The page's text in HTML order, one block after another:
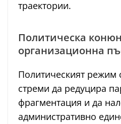
траектории.
Политическа
организационна
Политическият режим
стреми да редуцира
фрагментация и да
административно